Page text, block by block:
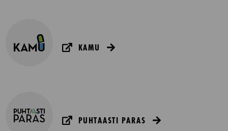
KAMU
PUHTAASTI PARAS